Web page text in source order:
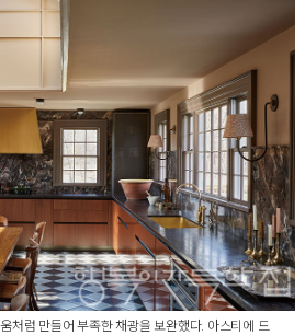
처럼 만들어 부족한 채광을 보완했다. 아스티에 드